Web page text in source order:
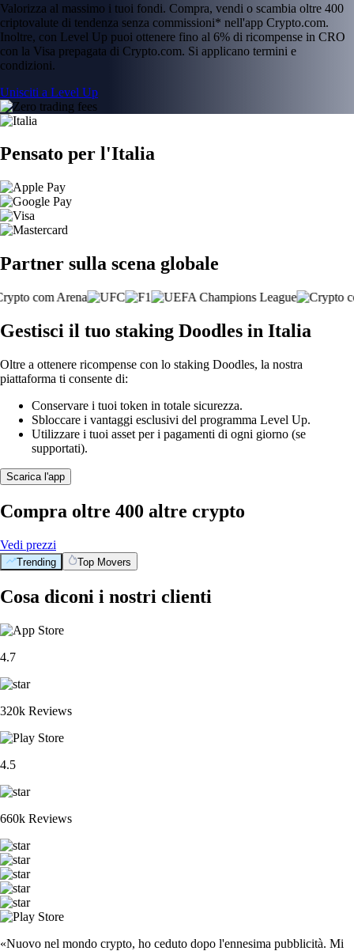
Valorizza al massimo i tuoi fondi. Compra, vendi o scambia oltre 400
criptovalute di tendenza senza commissioni* nell'app Crypto.com.
Inoltre, con Level Up puoi ottenere fino al 6% di ricompense in CRO
con la Visa prepagata di Crypto.com. Si applicano termini e
condizioni.
Unisciti a Level Up
Pensato per l'Italia
Partner sulla scena globale
Gestisci il tuo staking Doodles in Italia
Oltre a ottenere ricompense con lo staking Doodles, la nostra
piattaforma ti consente di:
Conservare i tuoi token in totale sicurezza.
Sbloccare i vantaggi esclusivi del programma Level Up.
Utilizzare i tuoi asset per i pagamenti di ogni giorno (se
supportati).
Scarica l'app
Compra oltre 400 altre crypto
Vedi prezzi
Trending Top Movers
Cosa diconi i nostri clienti
4.7
320k Reviews
4.5
660k Reviews
«Nuovo nel mondo crypto, ho ceduto dopo l'ennesima pubblicità. Mi